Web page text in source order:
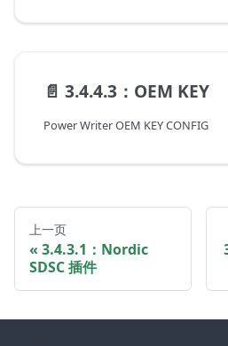
📄️ 3.4.4.3：OEM KEY
Power Writer OEM KEY CONFIG
上一页
3.4.3.1：Nordic
SDSC 插件